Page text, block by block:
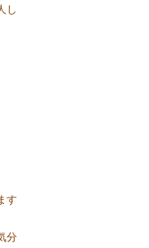
し
す
分